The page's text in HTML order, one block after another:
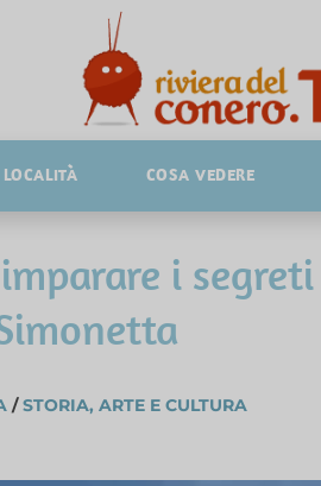
LOCALITÀ COSA VEDERE
i
/STORIA, ARTE E CULTURA